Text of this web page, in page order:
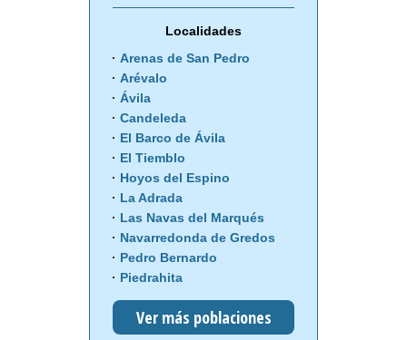
Localidades
Arenas de San Pedro
Arévalo
Ávila
Candeleda
El Barco de Ávila
El Tiemblo
Hoyos del Espino
La Adrada
Las Navas del Marqués
Navarredonda de Gredos
Pedro Bernardo
Piedrahita
Ver más poblaciones